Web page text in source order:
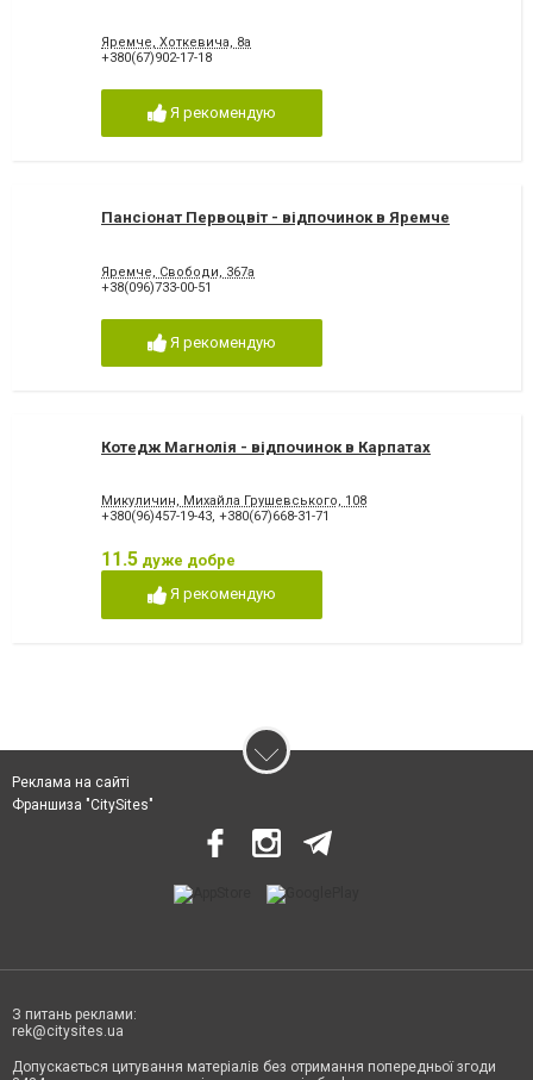
Яремче, Хоткевича, 8а
+380(67)902-17-18
Я рекомендую
Пансіонат Первоцвіт - відпочинок в Яремче
Яремче, Свободи, 367а
+38(096)733-00-51
Я рекомендую
Котедж Магнолія - відпочинок в Карпатах
Микуличин, Михайла Грушевського, 108
+380(96)457-19-43, +380(67)668-31-71
11.5 дуже добре
Я рекомендую
Реклама на сайті
Франшиза "CitySites"
З питань реклами:
rek@citysites.ua
Допускається цитування матеріалів без отримання попередньої згоди